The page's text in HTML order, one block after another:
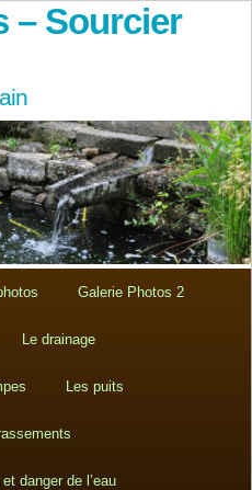
– Sourcier
Galerie Photos 2
Le drainage
Les puits
danger de l’eau